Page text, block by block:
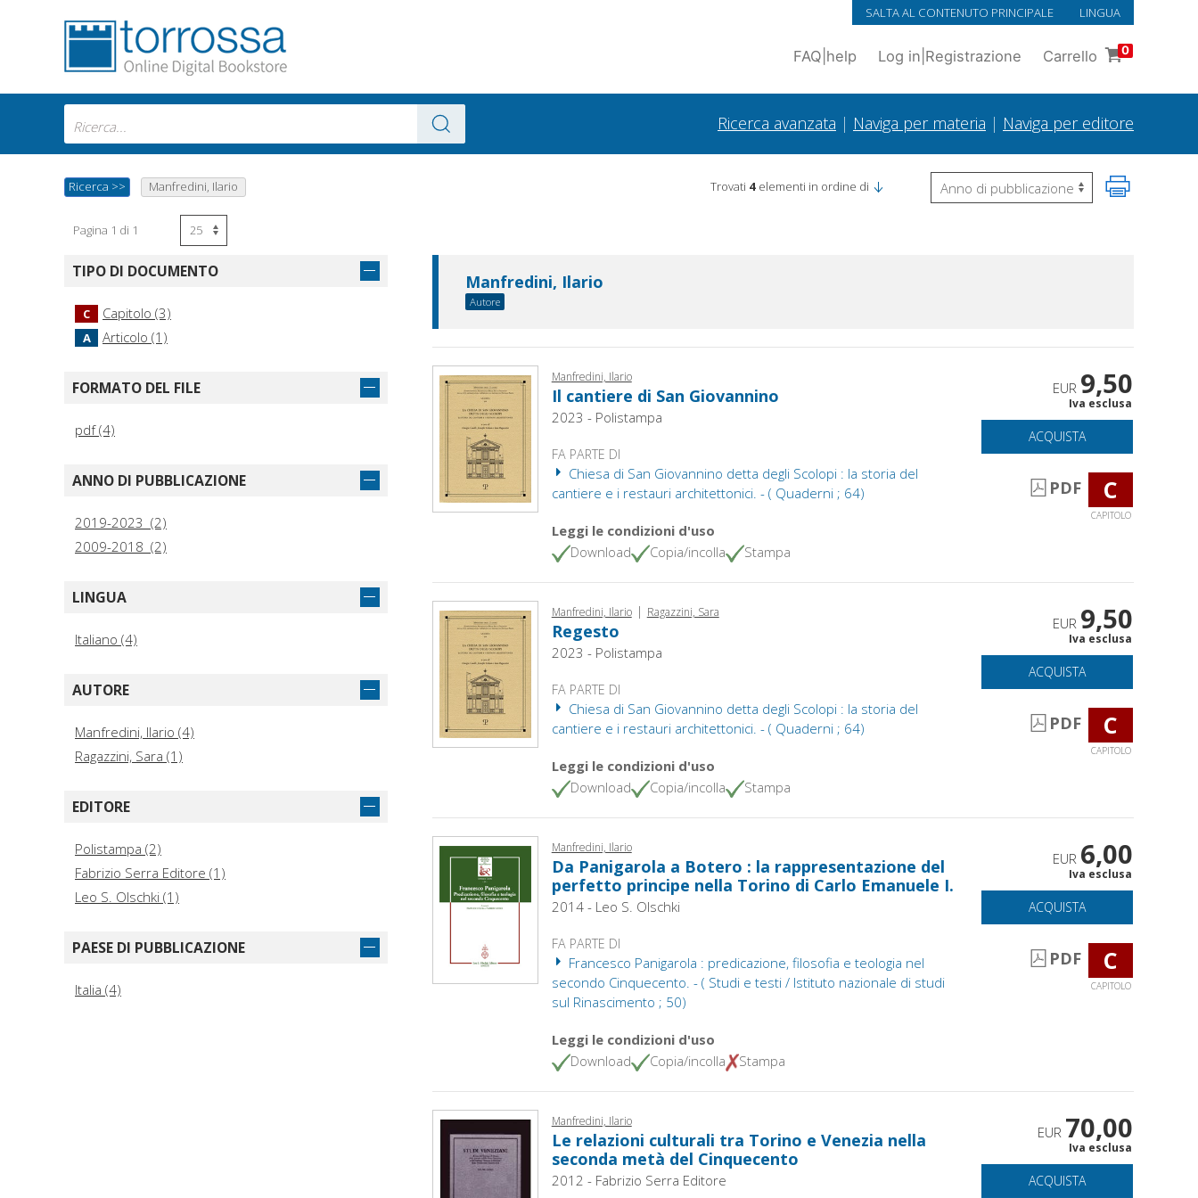
SALTA AL CONTENUTO PRINCIPALE LINGUA
FAQ help Log in Registrazione Carrello 0
Ricerca avanzata | Naviga per materia | Naviga per editore
Ricerca >> Manfredini, Ilario Trovati 4 elementi in ordine di
Pagina 1 di 1
TIPO DI DOCUMENTO
C Capitolo (3)
A Articolo (1)
FORMATO DEL FILE
pdf (4)
ANNO DI PUBBLICAZIONE
2019-2023 (2)
2009-2018 (2)
LINGUA
Italiano (4)
AUTORE
Manfredini, Ilario (4)
Ragazzini, Sara (1)
EDITORE
Polistampa (2)
Fabrizio Serra Editore (1)
Leo S. Olschki (1)
PAESE DI PUBBLICAZIONE
Italia (4)
Manfredini, Ilario
Autore
Manfredini, Ilario
Il cantiere di San Giovannino
2023 - Polistampa
FA PARTE DI
Chiesa di San Giovannino detta degli Scolopi : la storia del
cantiere e i restauri architettonici. - ( Quaderni ; 64)
Leggi le condizioni d'uso
Download
Copia/incolla Stampa
EUR 9,50
Iva esclusa
ACQUISTA
PDF C
CAPITOLO
Manfredini, Ilario | Ragazzini, Sara
Regesto
2023 - Polistampa
FA PARTE DI
Chiesa di San Giovannino detta degli Scolopi : la storia del
cantiere e i restauri architettonici. - ( Quaderni ; 64)
Leggi le condizioni d'uso
Download
Copia/incolla Stampa
EUR 9,50
Iva esclusa
ACQUISTA
PDF C
CAPITOLO
Manfredini, Ilario
Da Panigarola a Botero : la rappresentazione del
perfetto principe nella Torino di Carlo Emanuele I.
2014 - Leo S. Olschki
FA PARTE DI
Francesco Panigarola : predicazione, filosofia e teologia nel
secondo Cinquecento. - ( Studi e testi / Istituto nazionale di studi
sul Rinascimento ; 50)
Leggi le condizioni d'uso
Download
Copia/incolla Stampa
EUR 6,00
Iva esclusa
ACQUISTA
PDF C
CAPITOLO
Manfredini, Ilario
Le relazioni culturali tra Torino e Venezia nella
seconda metà del Cinquecento
2012 - Fabrizio Serra Editore
EUR 70,00
Iva esclusa
ACQUISTA